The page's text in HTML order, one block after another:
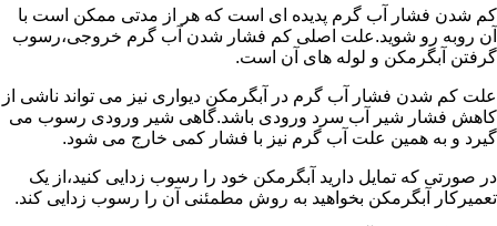
کم شدن فشار آب گرم پدیده ای است که هر از مدتی ممکن است با
آن روبه رو شوید.علت اصلی کم فشار شدن آب گرم خروجی،رسوب
گرفتن آبگرمکن و لوله های آن است.
علت کم شدن فشار آب گرم در آبگرمکن دیواری نیز می تواند ناشی از
کاهش فشار شیر آب سرد ورودی باشد.گاهی شیر ورودی رسوب می
گیرد و به همین علت آب گرم نیز با فشار کمی خارج می شود.
در صورتی که تمایل دارید آبگرمکن خود را رسوب زدایی کنید،از یک
تعمیرکار آبگرمکن بخواهید به روش مطمئنی آن را رسوب زدایی کند.